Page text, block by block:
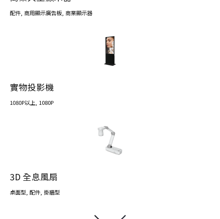
配件, 商用顯示廣告板, 商業顯示器
實物投影機
1080P以上, 1080P
3D 全息風扇
桌面型, 配件, 掛牆型